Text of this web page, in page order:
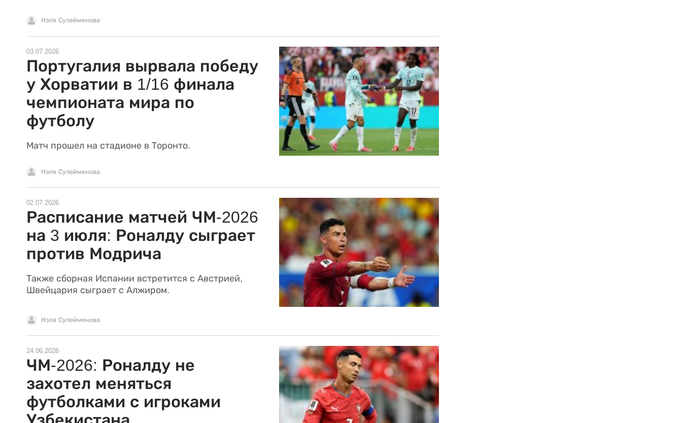
Нэля Сулейменова
03.07.2026
Португалия вырвала победу
у Хорватии в 1/16 финала
чемпионата мира по
футболу
Матч прошел на стадионе в Торонто.
Нэля Сулейменова
02.07.2026
Расписание матчей ЧМ-2026
на 3 июля: Роналду сыграет
против Модрича
Также сборная Испании встретится с Австрией,
Швейцария сыграет с Алжиром.
Нэля Сулейменова
24.06.2026
ЧМ-2026: Роналду не
захотел меняться
футболками с игроками